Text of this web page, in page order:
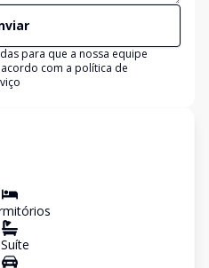
para que a nossa equipe
com a política de
s
Suíte